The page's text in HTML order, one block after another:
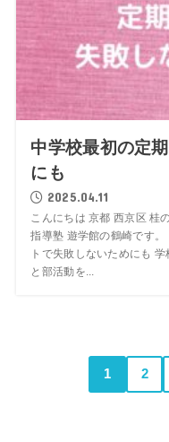
中学校最初の定
にも
2025.04.11
こんにちは 京都 西京区 桂
指導塾 遊学館の鶴崎です
トで失敗しないためにも
と部活動を...
1 2